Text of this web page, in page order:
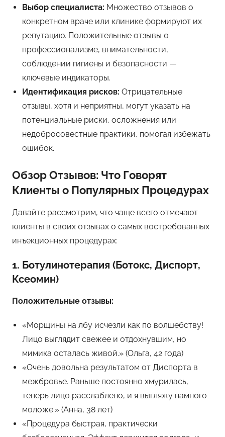
Выбор специалиста: Множество отзывов о
конкретном враче или клинике формируют их
репутацию. Положительные отзывы о
профессионализме, внимательности,
соблюдении гигиены и безопасности —
ключевые индикаторы.
Идентификация рисков: Отрицательные
отзывы, хотя и неприятны, могут указать на
потенциальные риски, осложнения или
недобросовестные практики, помогая избежать
ошибок.
Обзор Отзывов: Что Говорят
Клиенты о Популярных Процедурах
Давайте рассмотрим, что чаще всего отмечают
клиенты в своих отзывах о самых востребованных
инъекционных процедурах:
1. Ботулинотерапия (Ботокс, Диспорт,
Ксеомин)
Положительные отзывы:
«Морщины на лбу исчезли как по волшебству!
Лицо выглядит свежее и отдохнувшим, но
мимика осталась живой.» (Ольга, 42 года)
«Очень довольна результатом от Диспорта в
межбровье. Раньше постоянно хмурилась,
теперь лицо расслаблено, и я выгляжу намного
моложе.» (Анна, 38 лет)
«Процедура быстрая, практически